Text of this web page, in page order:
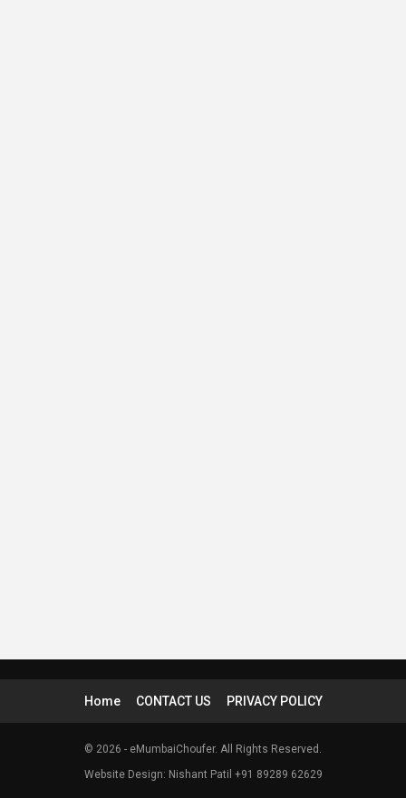
Home CONTACT US PRIVACY POLICY
© 2026 - eMumbaiChoufer. All Rights Reserved.
Website Design: Nishant Patil +91 89289 62629